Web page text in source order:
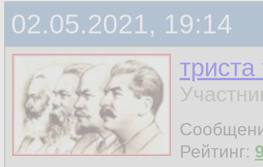
02.05.2021, 19:14
Рейтинг: